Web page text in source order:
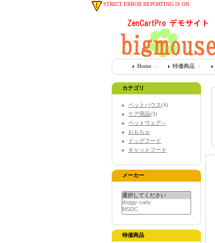
STRICT ERROR REPORTING IS ON
Home :: 特価商品 ::
カテゴリ
ペットハウス(4)
ケア用品(3)
ペットウェア->
おもちゃ
ドッグフード
キャットフード
メーカー
特価商品